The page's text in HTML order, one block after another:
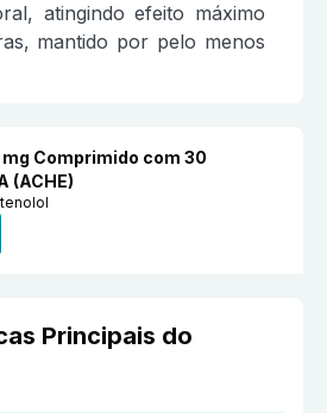
atingindo efeito máximo
mantido por pelo menos
Comprimido com 30
(ACHE)
Principais do